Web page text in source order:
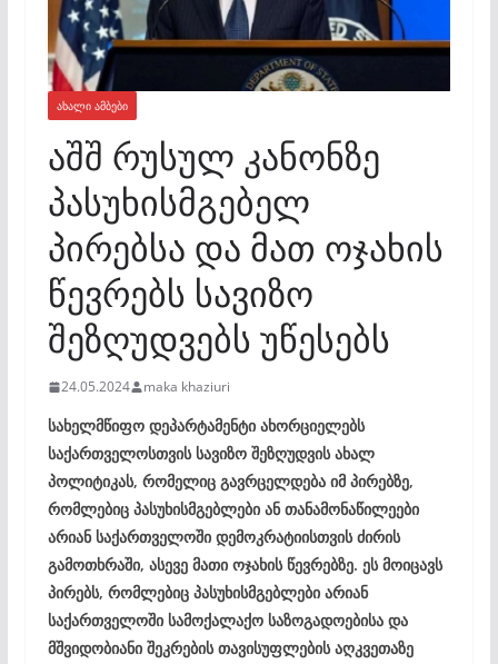
ᲐᲮᲐᲚᲘ ᲐᲛᲑᲔᲑᲘ
აშშ რუსულ კანონზე
პასუხისმგებელ
პირებსა და მათ ოჯახის
წევრებს სავიზო
შეზღუდვებს უწესებს
24.05.2024 maka khaziuri
სახელმწიფო დეპარტამენტი ახორციელებს
საქართველოსთვის სავიზო შეზღუდვის ახალ
პოლიტიკას, რომელიც გავრცელდება იმ პირებზე,
რომლებიც პასუხისმგებლები ან თანამონაწილეები
არიან საქართველოში დემოკრატიისთვის ძირის
გამოთხრაში, ასევე მათი ოჯახის წევრებზე. ეს მოიცავს
პირებს, რომლებიც პასუხისმგებლები არიან
საქართველოში სამოქალაქო საზოგადოებისა და
მშვიდობიანი შეკრების თავისუფლების აღკვეთაზე